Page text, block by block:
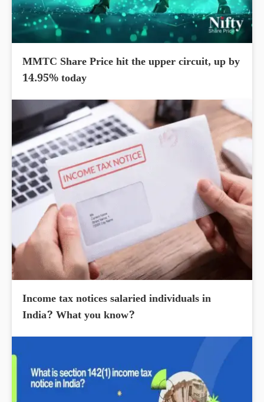
MMTC Share Price hit the upper circuit, up by
14.95% today
Income tax notices salaried individuals in
India? What you know?